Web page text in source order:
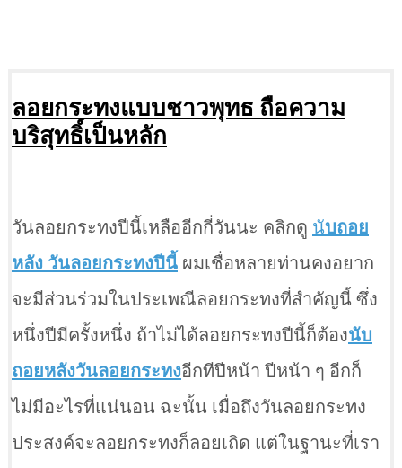
ลอยกระทงแบบชาวพุทธ ถือความ
บริสุทธิ์เป็นหลัก
วันลอยกระทงปีนี้เหลืออีกกี่วันนะ คลิกดู นับถอย
หลัง วันลอยกระทงปีนี้ ผมเชื่อหลายท่านคงอยาก
จะมีส่วนร่วมในประเพณีลอยกระทงที่สำคัญนี้ ซึ่ง
หนึ่งปีมีครั้งหนึ่ง ถ้าไม่ได้ลอยกระทงปีนี้ก็ต้องนับ
ถอยหลังวันลอยกระทงอีกทีปีหน้า ปีหน้า ๆ อีกก็
ไม่มีอะไรที่แน่นอน ฉะนั้น เมื่อถึงวันลอยกระทง
ประสงค์จะลอยกระทงก็ลอยเถิด แต่ในฐานะที่เรา